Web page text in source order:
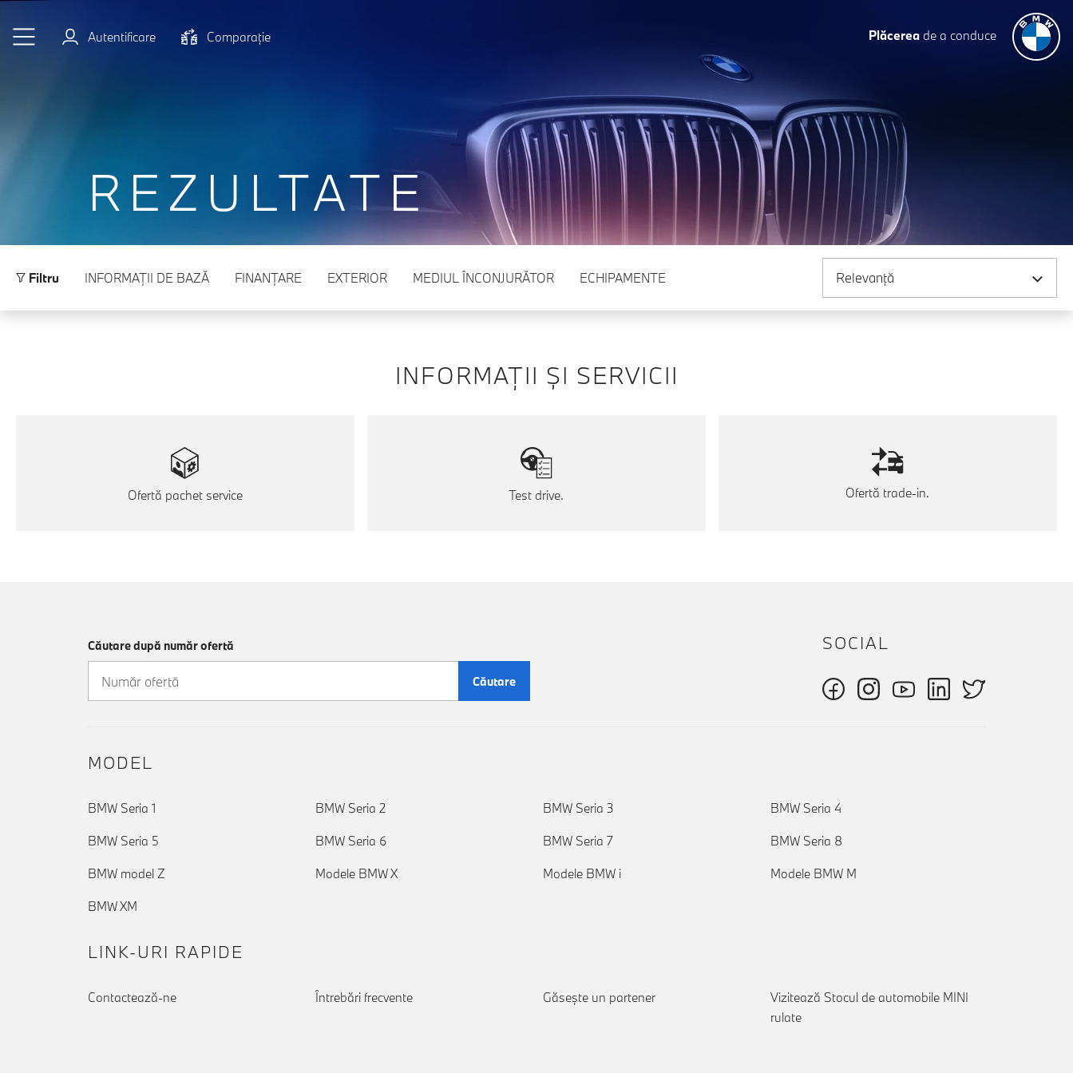
Autentificare
Comparaţie Plăcerea de a conduce
REZULTATE
Filtru INFORMAŢII DE BAZĂ FINANŢARE EXTERIOR MEDIUL ÎNCONJURĂTOR ECHIPAMENTE
INFORMAȚII ȘI SERVICII
Ofertă pachet service Test drive. Ofertă trade-in.
Căutare după număr ofertă
Căutare
SOCIAL
MODEL
BMW Seria 1 BMW Seria 2 BMW Seria 3 BMW Seria 4
BMW Seria 5 BMW Seria 6 BMW Seria 7 BMW Seria 8
BMW model Z Modele BMW X Modele BMW i Modele BMW M
BMW XM
LINK-URI RAPIDE
Contactează-ne Întrebări frecvente Găseşte un partener
Vizitează Stocul de automobile MINI
rulate